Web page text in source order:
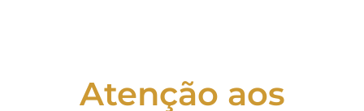
Atenção aos